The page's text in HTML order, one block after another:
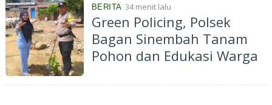
BERITA 34 menit lalu
Green Policing, Polsek
Bagan Sinembah Tanam
Pohon dan Edukasi Warga